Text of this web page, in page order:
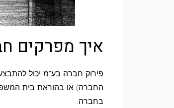
איך מפרקים
החברה) או בהוראת בית המשפט
בחברה.